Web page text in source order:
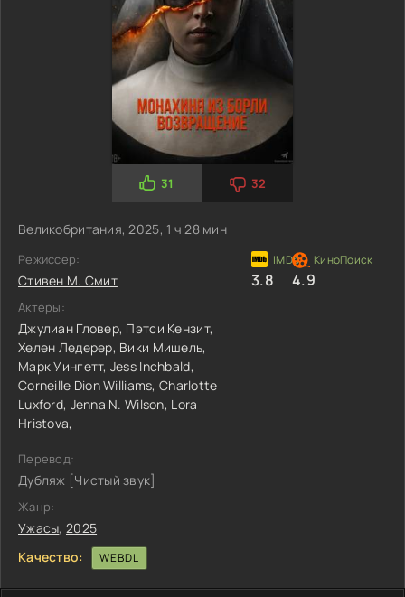
31 32
Великобритания, 2025, 1 ч 28 мин
Режиссер:
Стивен М. Смит
Актеры:
Джулиан Гловер, Пэтси Кензит,
Хелен Ледерер, Вики Мишель,
Марк Уингетт, Jess Inchbald,
Corneille Dion Williams, Charlotte
Luxford, Jenna N. Wilson, Lora
Hristova,
3.8 4.9
Перевод:
Дубляж [Чистый звук]
Жанр:
Ужасы, 2025
Качество:
WEBDL